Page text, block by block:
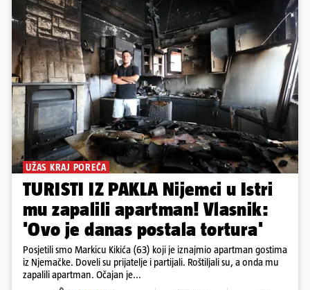
UŽAS KRAJ POREČA
TURISTI IZ PAKLA Nijemci u Istri
mu zapalili apartman! Vlasnik:
'Ovo je danas postala tortura'
Posjetili smo Markicu Kikića (63) koji je iznajmio apartman gostima
iz Njemačke. Doveli su prijatelje i partijali. Roštiljali su, a onda mu
zapalili apartman. Očajan je...